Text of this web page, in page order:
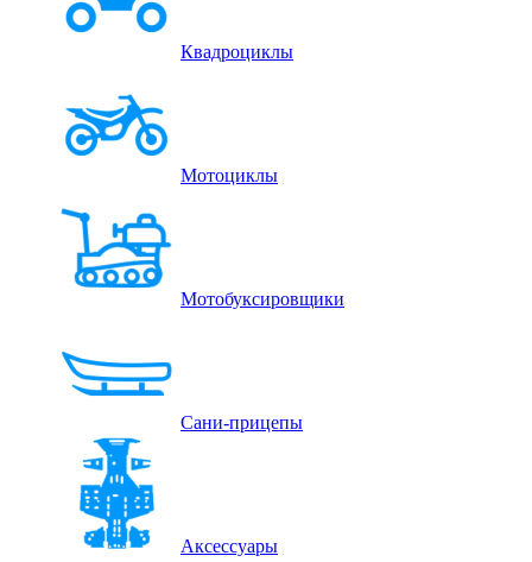
Квадроциклы
Мотоциклы
Мотобуксировщики
Сани-прицепы
Аксессуары